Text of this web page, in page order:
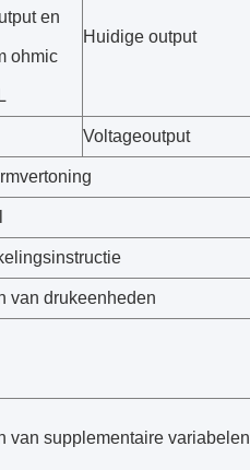
en
ohmic
Huidige output
Voltageoutput
van drukeenheden
van supplementaire variabelen